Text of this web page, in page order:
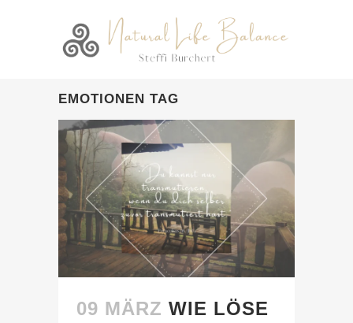
EMOTIONEN TAG
09 MÄRZ WIE LÖSE